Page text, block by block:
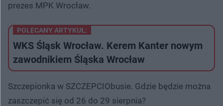
prezes MPK Wrocław.
POLECANY ARTYKUŁ:
WKS Śląsk Wrocław. Kerem Kanter nowym
zawodnikiem Śląska Wrocław
Szczepionka w SZCZEPCIObusie. Gdzie będzie można
zaszczepić się od 26 do 29 sierpnia?